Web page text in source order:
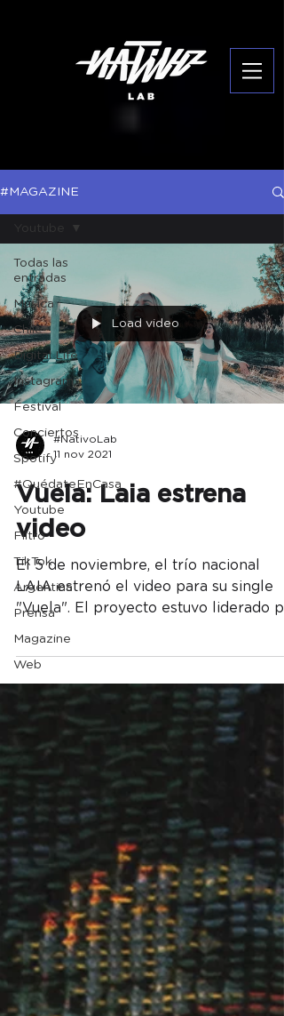
#MAGAZINE
Todas las
entradas
Música
Chile
Digital Life
Instagram
Festival
Conciertos
Spotify
#QuédateEnCasa
Youtube
Filtro
TikTok
Argentina
Prensa
Magazine
Web
Youtube
Load video
#NativoLab
11 nov 2021
Vuela: Laia estrena
video
El 5 de noviembre, el trío nacional
LAIA estrenó el video para su single
"Vuela". El proyecto estuvo liderado